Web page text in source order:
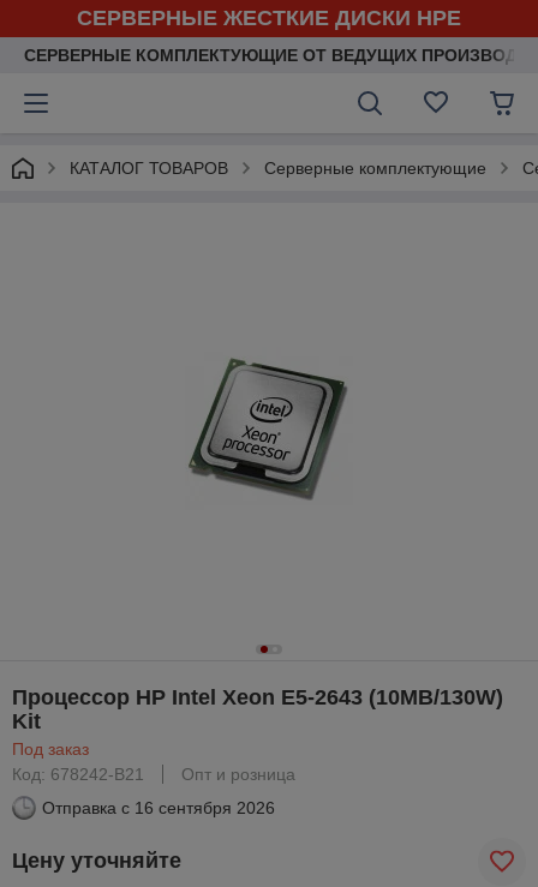
СЕРВЕРНЫЕ ЖЕСТКИЕ ДИСКИ HPE
СЕРВЕРНЫЕ КОМПЛЕКТУЮЩИЕ ОТ ВЕДУЩИХ
КАТАЛОГ ТОВАРОВ Серверные комплектующие
Процессор HP Intel Xeon E5-2643 (10MB/130W)
Kit
Под заказ
Код: 678242-B21
Опт и розница
Отправка с 16 сентября 2026
Цену уточняйте